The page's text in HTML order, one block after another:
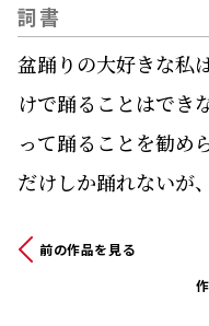
詞書
盆踊りの大好きな私
けで踊ることはでき
って踊ることを勧め
だけしか踊れないが
前の作品を見る